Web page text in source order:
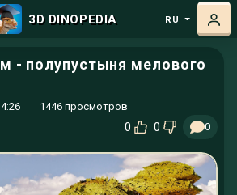
3D DINOPEDIA RU
- полупустыня мелового
1446 просмотров
0 0 0